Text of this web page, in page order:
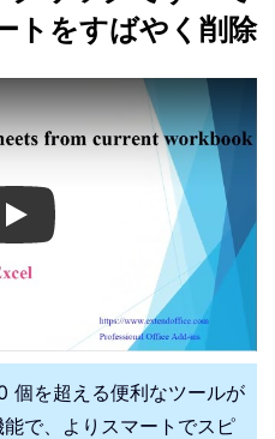
トをすばやく削除
Play
個を超える便利なツールが
で、よりスマートでスピ